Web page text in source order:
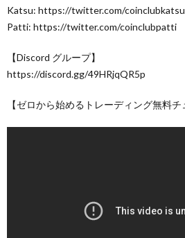
Katsu: https://twitter.com/coinclubkatsu
Patti: https://twitter.com/coinclubpatti
【Discord グループ】
https://discord.gg/49HRjqQR5p
【ゼロから始めるトレーディング無料チ